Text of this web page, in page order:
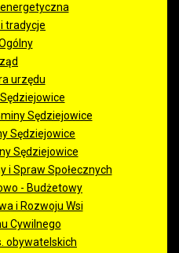
tradycje
urzędu
Sędziejowice
Sędziejowice
Sędziejowice
i Spraw Społecznych
- Budżetowy
i Rozwoju Wsi
Cywilnego
obywatelskich